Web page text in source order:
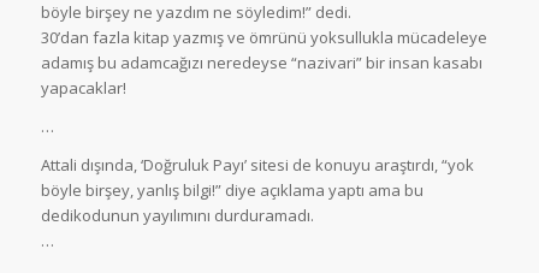
böyle birşey ne yazdım ne söyledim!” dedi.
30’dan fazla kitap yazmış ve ömrünü yoksullukla mücadeleye
adamış bu adamcağızı neredeyse “nazivari” bir insan kasabı
yapacaklar!
…
Attali dışında, ‘Doğruluk Payı’ sitesi de konuyu araştırdı, “yok
böyle birşey, yanlış bilgi!” diye açıklama yaptı ama bu
dedikodunun yayılımını durduramadı.
…